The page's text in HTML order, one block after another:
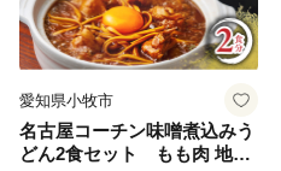
愛知県小牧市
名古屋コーチン味噌煮込みう
どん2食セット もも肉 地鶏